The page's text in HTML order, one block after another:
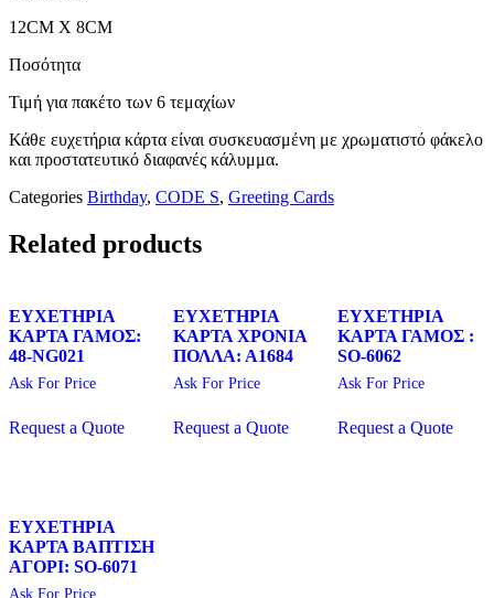
12CM X 8CM
Ποσότητα
Τιμή για πακέτο των 6 τεμαχίων
Κάθε ευχετήρια κάρτα είναι συσκευασμένη με χρωματιστό φάκελο
και προστατευτικό διαφανές κάλυμμα.
Categories Birthday, CODE S, Greeting Cards
Related products
ΕΥΧΕΤΗΡΙΑ
ΚΑΡΤΑ ΓΑΜΟΣ:
48-NG021
Ask For Price
Request a Quote
ΕΥΧΕΤΗΡΙΑ
ΚΑΡΤΑ ΧΡΟΝΙΑ
ΠΟΛΛΑ: Α1684
Ask For Price
Request a Quote
ΕΥΧΕΤΗΡΙΑ
ΚΑΡΤΑ ΓΑΜΟΣ :
SO-6062
Ask For Price
Request a Quote
ΕΥΧΕΤΗΡΙΑ
ΚΑΡΤΑ ΒΑΠΤΙΣΗ
ΑΓΟΡΙ: SO-6071
Ask For Price